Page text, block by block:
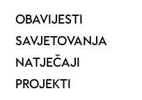
OBAVIJESTI
SAVJETOVANJA
NATJEČAJI
PROJEKTI